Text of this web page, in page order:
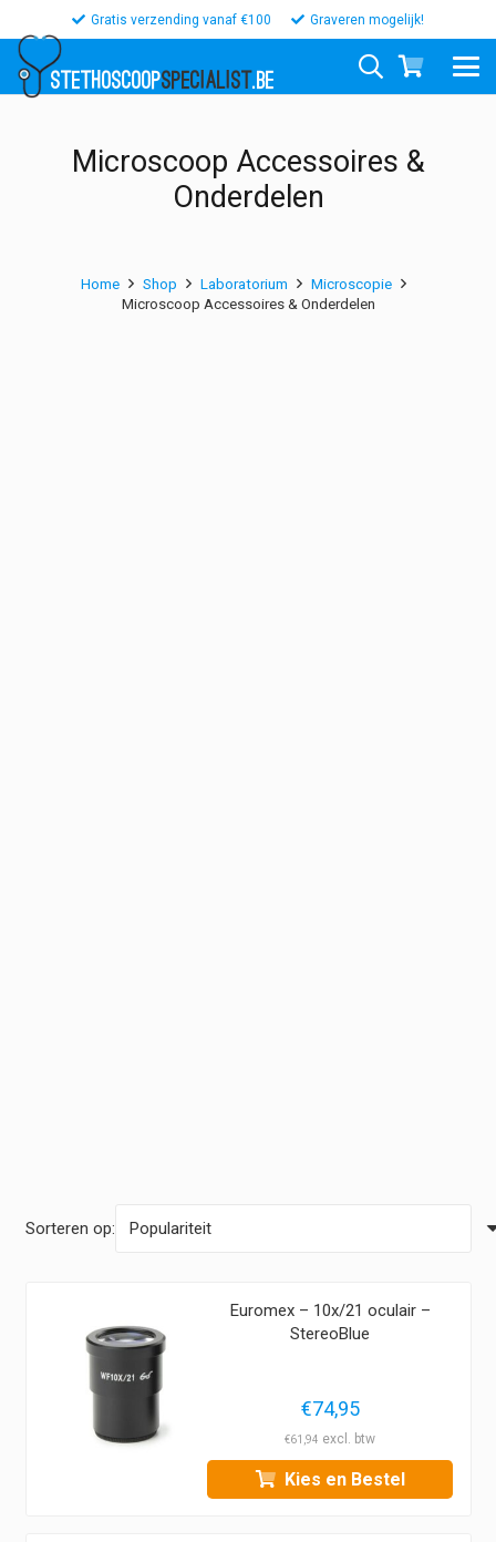
Gratis verzending vanaf €100 Graveren mogelijk!
STETHOSCOOPSPECIALIST.BE
Microscoop Accessoires &
Onderdelen
Home Shop Laboratorium
Microscopie
Microscoop Accessoires & Onderdelen
Sorteren op:
Euromex – 10x/21 oculair –
StereoBlue
€74,95
€61,94
Kies en Bestel